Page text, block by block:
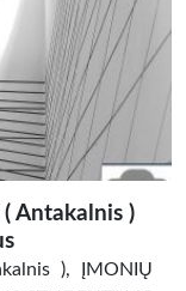
Antakalnis )
), ĮMONIŲ